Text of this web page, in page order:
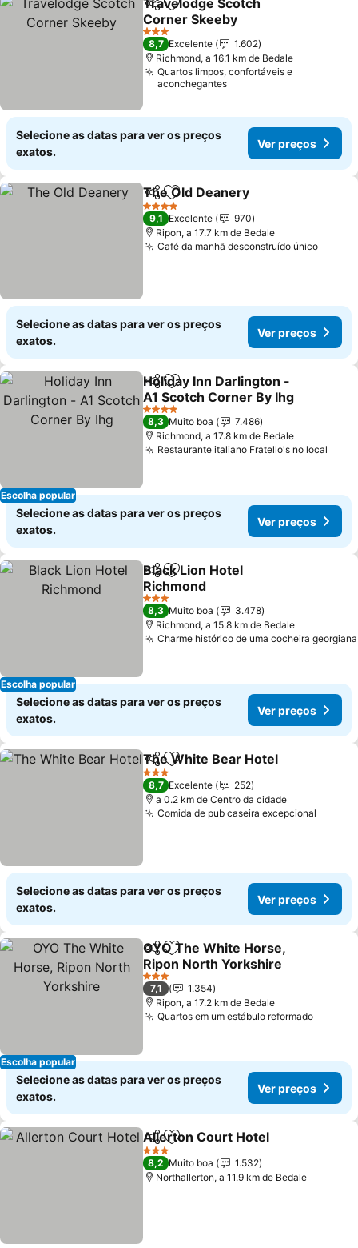
PartilharAdicionar aos favoritos
Travelodge Scotch
Corner Skeeby
Ver preços
3 Estrelas
8,7 Excelente
1.602
Richmond, a 16.1 km de Bedale
Quartos limpos, confortáveis e
aconchegantes
Selecione as datas para ver os preços
exatos.
Ver preços
PartilharAdicionar aos favoritos
The Old Deanery
4 Estrelas
9,1 Excelente
970
Ripon, a 17.7 km de Bedale
Café da manhã desconstruído únicoVer
Selecione as datas para ver os preços
exatos.
Ver preços
Escolha popular
PartilharAdicionar aos favoritos
Holiday Inn Darlington -
A1 Scotch Corner By Ihg
Ver preços
4 Estrelas
8,3 Muito boa
7.486
Richmond, a 17.8 km de Bedale
Restaurante italiano Fratello's no local
Selecione as datas para ver os preços
exatos.
Ver preços
Escolha popular
PartilharAdicionar aos favoritos
Black Lion Hotel
Richmond
Ver preços
3 Estrelas
8,3 Muito boa
3.478
Richmond, a 15.8 km de Bedale
Charme histórico de uma cocheira georgiana
Selecione as datas para ver os preços
exatos.
Ver preços
PartilharAdicionar aos favoritos
The White Bear Hotel
3 Estrelas
8,7 Excelente
252
a 0.2 km de Centro da cidade
Comida de pub caseira excepcional
Selecione as datas para ver os preços
exatos.
Ver preços
Escolha popular
PartilharAdicionar aos favoritos
OYO The White Horse,
Ripon North Yorkshire
Ver preços
3 Estrelas
7,1
1.354
Ripon, a 17.2 km de Bedale
Quartos em um estábulo reformadoVer
Selecione as datas para ver os preços
exatos.
Ver preços
PartilharAdicionar aos favoritos
Allerton Court Hotel
3 Estrelas
8,2 Muito boa
1.532
Northallerton, a 11.9 km de Bedale